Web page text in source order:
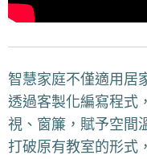
智慧家庭不僅適用居
透過客製化編寫程式
視、窗簾，賦予空間
打破原有教室的形式